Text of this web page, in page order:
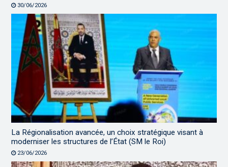
30/06/2026
La Régionalisation avancée, un choix stratégique visant à
moderniser les structures de l’État (SM le Roi)
23/06/2026